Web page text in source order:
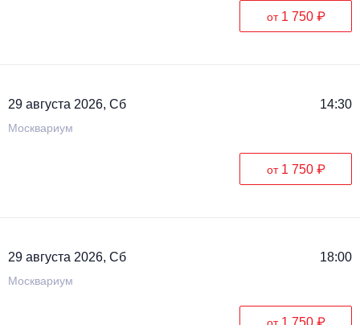
от 1 750 ₽
29 августа 2026, Сб 14:30
Москвариум
от 1 750 ₽
29 августа 2026, Сб 18:00
Москвариум
1 750 ₽